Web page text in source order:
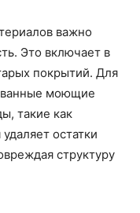
важно
Это включает в
покрытий. Для
моющие
такие как
остатки
структуру